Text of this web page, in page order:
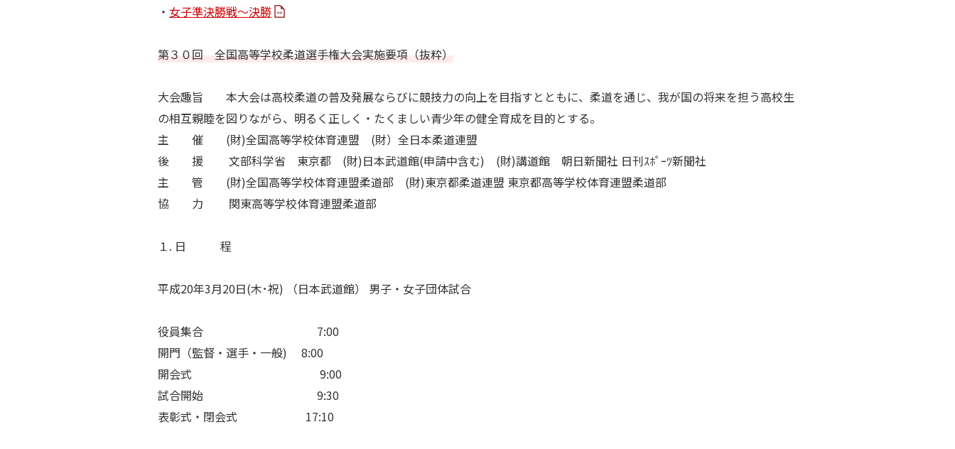
・ 女子準決勝戦～決勝
第３０回 全国高等学校柔道選手権大会実施要項（抜粋）
大会趣旨 本大会は高校柔道の普及発展ならびに競技力の向上を目指すとともに、柔道を通じ、我が国の将来を担う高校生
の相互親睦を図りながら、明るく正しく・たくましい青少年の健全育成を目的とする。
主 催 (財)全国高等学校体育連盟 (財）全日本柔道連盟
後 援 文部科学省 東京都 (財)日本武道館(申請中含む) (財)講道館 朝日新聞社 日刊ｽﾎﾟｰﾂ新聞社
主 管 (財)全国高等学校体育連盟柔道部 (財)東京都柔道連盟 東京都高等学校体育連盟柔道部
協 力 関東高等学校体育連盟柔道部
１. 日 程
平成20年3月20日(木･祝) （日本武道館） 男子・女子団体試合
役員集合 7:00
開門（監督・選手・一般) 8:00
開会式 9:00
試合開始 9:30
表彰式・閉会式 17:10